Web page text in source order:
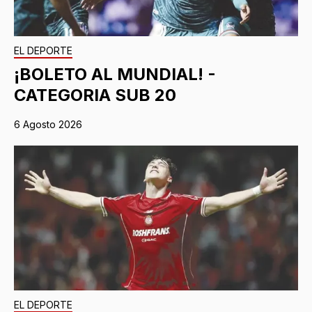
EL DEPORTE
¡BOLETO AL MUNDIAL! -
CATEGORIA SUB 20
6 Agosto 2026
EL DEPORTE